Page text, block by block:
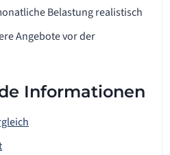
Belastung realistisch
Angebote vor der
Informationen